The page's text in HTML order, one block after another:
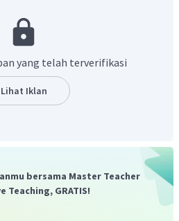
yang paling mencolok adalah
tersenyum lebar. Dengan
adalah A.
yang telah terverifikasi
Lihat Iklan
bersama Master Teacher
Teaching, GRATIS!